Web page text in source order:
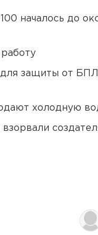
началось до
защиты от
холодную